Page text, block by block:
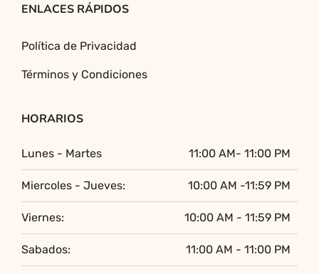
ENLACES RÁPIDOS
Política de Privacidad
Términos y Condiciones
HORARIOS
Lunes - Martes 11:00 AM- 11:00 PM
Miercoles - Jueves: 10:00 AM -11:59 PM
Viernes: 10:00 AM - 11:59 PM
Sabados: 11:00 AM - 11:00 PM